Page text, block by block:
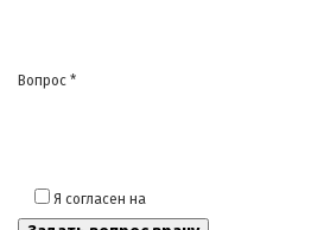
Вопрос *
Я согласен на